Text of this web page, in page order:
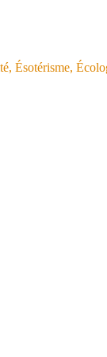
Ésotérisme,